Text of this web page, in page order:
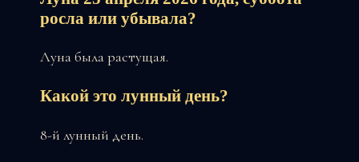
росла или убывала?
Луна была растущая.
Какой это лунный день?
8-й лунный день.